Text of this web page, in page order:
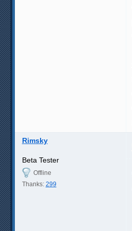
Rimsky
Beta Tester
Offline
Thanks: 299